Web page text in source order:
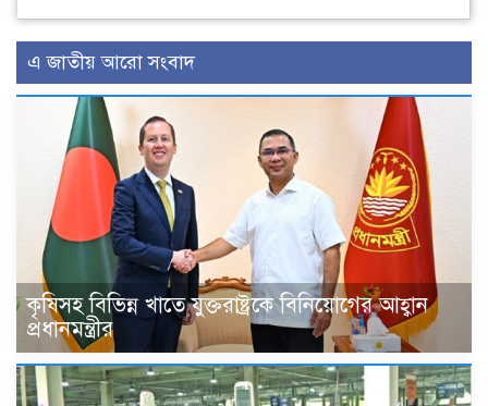
এ জাতীয় আরো সংবাদ
কৃষিসহ বিভিন্ন খাতে যুক্তরাষ্ট্রকে বিনিয়োগের আহ্বান
প্রধানমন্ত্রীর